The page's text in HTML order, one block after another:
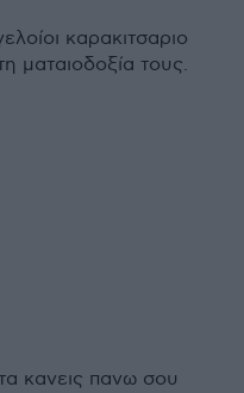
καρακιτσαριο
ματαιοδοξία τους.
κανεις πανω σου